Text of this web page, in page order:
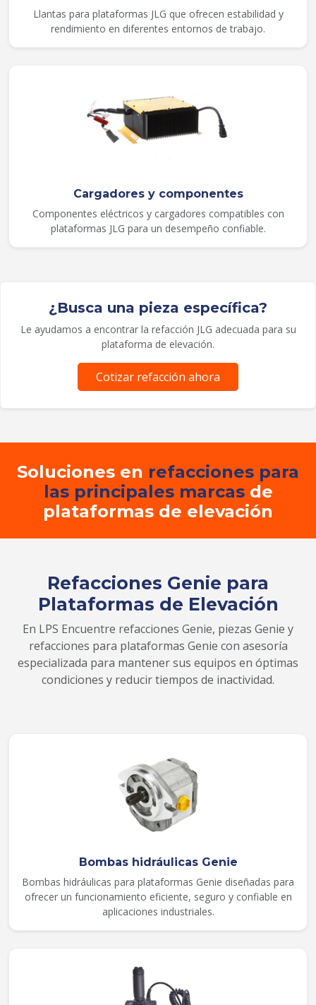
Llantas para plataformas JLG que ofrecen estabilidad y
rendimiento en diferentes entornos de trabajo.
Cargadores y componentes
Componentes eléctricos y cargadores compatibles con
plataformas JLG para un desempeño confiable.
¿Busca una pieza específica?
Le ayudamos a encontrar la refacción JLG adecuada para su
plataforma de elevación.
Cotizar refacción ahora
Soluciones en refacciones para
las principales marcasde
plataformas de elevación
Refacciones Genie para
Plataformas de Elevación
En LPS Encuentre refacciones Genie, piezas Genie y
refacciones para plataformas Genie con asesoría
especializada para mantener sus equipos en óptimas
condiciones y reducir tiempos de inactividad.
Bombas hidráulicas Genie
Bombas hidráulicas para plataformas Genie diseñadas para
ofrecer un funcionamiento eficiente, seguro y confiable en
aplicaciones industriales.